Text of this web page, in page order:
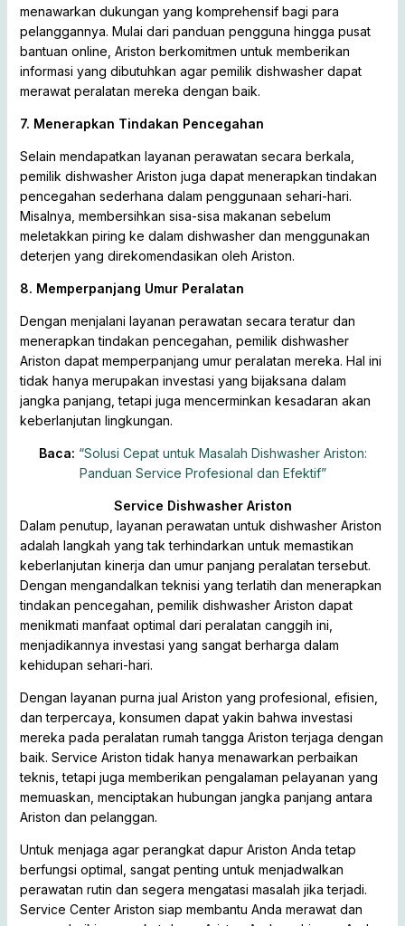
menawarkan dukungan yang komprehensif bagi para
pelanggannya. Mulai dari panduan pengguna hingga pusat
bantuan online, Ariston berkomitmen untuk memberikan
informasi yang dibutuhkan agar pemilik dishwasher dapat
merawat peralatan mereka dengan baik.
7. Menerapkan Tindakan Pencegahan
Selain mendapatkan layanan perawatan secara berkala,
pemilik dishwasher Ariston juga dapat menerapkan tindakan
pencegahan sederhana dalam penggunaan sehari-hari.
Misalnya, membersihkan sisa-sisa makanan sebelum
meletakkan piring ke dalam dishwasher dan menggunakan
deterjen yang direkomendasikan oleh Ariston.
8. Memperpanjang Umur Peralatan
Dengan menjalani layanan perawatan secara teratur dan
menerapkan tindakan pencegahan, pemilik dishwasher
Ariston dapat memperpanjang umur peralatan mereka. Hal ini
tidak hanya merupakan investasi yang bijaksana dalam
jangka panjang, tetapi juga mencerminkan kesadaran akan
keberlanjutan lingkungan.
Baca: “Solusi Cepat untuk Masalah Dishwasher Ariston:
Panduan Service Profesional dan Efektif”
Service Dishwasher Ariston
Dalam penutup, layanan perawatan untuk dishwasher Ariston
adalah langkah yang tak terhindarkan untuk memastikan
keberlanjutan kinerja dan umur panjang peralatan tersebut.
Dengan mengandalkan teknisi yang terlatih dan menerapkan
tindakan pencegahan, pemilik dishwasher Ariston dapat
menikmati manfaat optimal dari peralatan canggih ini,
menjadikannya investasi yang sangat berharga dalam
kehidupan sehari-hari.
Dengan layanan purna jual Ariston yang profesional, efisien,
dan terpercaya, konsumen dapat yakin bahwa investasi
mereka pada peralatan rumah tangga Ariston terjaga dengan
baik. Service Ariston tidak hanya menawarkan perbaikan
teknis, tetapi juga memberikan pengalaman pelayanan yang
memuaskan, menciptakan hubungan jangka panjang antara
Ariston dan pelanggan.
Untuk menjaga agar perangkat dapur Ariston Anda tetap
berfungsi optimal, sangat penting untuk menjadwalkan
perawatan rutin dan segera mengatasi masalah jika terjadi.
Service Center Ariston siap membantu Anda merawat dan